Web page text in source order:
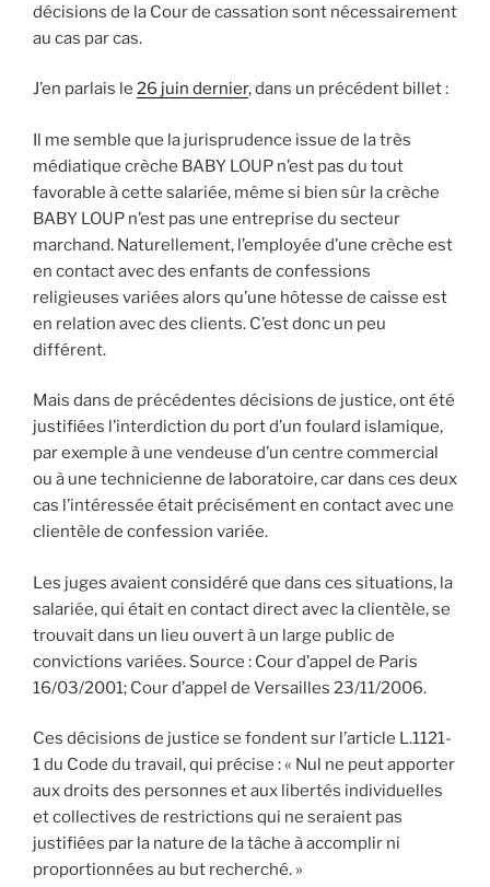
décisions de la Cour de cassation sont nécessairement
au cas par cas.
J’en parlais le 26 juin dernier, dans un précédent billet :
Il me semble que la jurisprudence issue de la très
médiatique crèche BABY LOUP n’est pas du tout
favorable à cette salariée, même si bien sûr la crèche
BABY LOUP n’est pas une entreprise du secteur
marchand. Naturellement, l’employée d’une crèche est
en contact avec des enfants de confessions
religieuses variées alors qu’une hôtesse de caisse est
en relation avec des clients. C’est donc un peu
différent.
Mais dans de précédentes décisions de justice, ont été
justifiées l’interdiction du port d’un foulard islamique,
par exemple à une vendeuse d’un centre commercial
ou à une technicienne de laboratoire, car dans ces deux
cas l’intéressée était précisément en contact avec une
clientèle de confession variée.
Les juges avaient considéré que dans ces situations, la
salariée, qui était en contact direct avec la clientèle, se
trouvait dans un lieu ouvert à un large public de
convictions variées. Source : Cour d’appel de Paris
16/03/2001; Cour d’appel de Versailles 23/11/2006.
Ces décisions de justice se fondent sur l’article L.1121-
1 du Code du travail, qui précise : « Nul ne peut apporter
aux droits des personnes et aux libertés individuelles
et collectives de restrictions qui ne seraient pas
justifiées par la nature de la tâche à accomplir ni
proportionnées au but recherché. »